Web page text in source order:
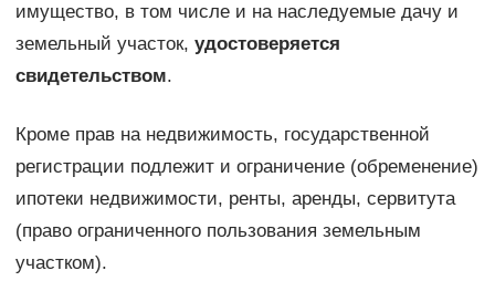
имущество, в том числе и на наследуемые дачу и
земельный участок, удостоверяется
свидетельством.
Кроме прав на недвижимость, государственной
регистрации подлежит и ограничение (обременение)
ипотеки недвижимости, ренты, аренды, сервитута
(право ограниченного пользования земельным
участком).